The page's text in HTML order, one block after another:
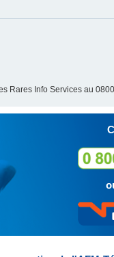
Rares Info Services au